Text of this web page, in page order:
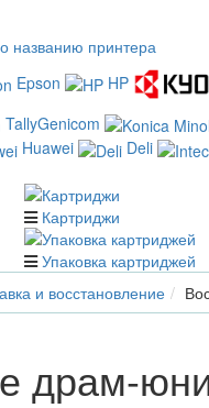
названию принтера
Epson HP
TallyGenicom
Huawei Deli
Картриджи
Упаковка картриджей
и восстановление
драм-